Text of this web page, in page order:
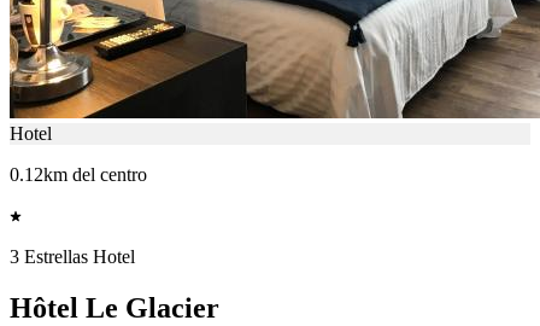
Hotel
0.12km del centro
3 Estrellas Hotel
Hôtel Le Glacier